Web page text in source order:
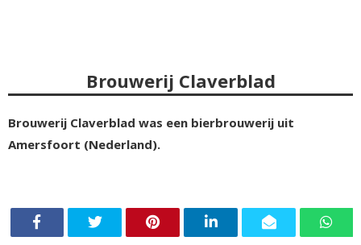
Brouwerij Claverblad
Brouwerij Claverblad was een bierbrouwerij uit
Amersfoort (Nederland).